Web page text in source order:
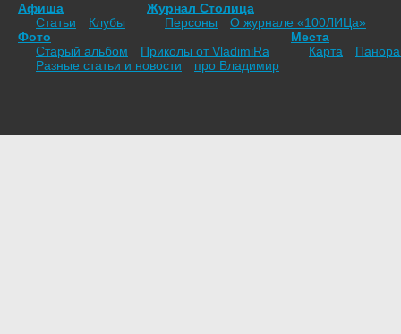
Афиша
Статьи
Клубы
Журнал Столица
Персоны
О журнале «100ЛИЦа»
Фото
Старый альбом
Приколы от VladimiRа
Места
Карта
Разные статьи и новости
про Владимир